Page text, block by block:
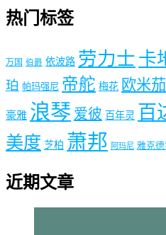
热门标签
万国 伯爵 依波路 劳力士 卡
珀 帕玛强尼 帝舵 梅花 欧米茄
豪雅 浪琴 爱彼 百年灵 百
美度 芝柏 萧邦 阿玛尼 雅克德
近期文章